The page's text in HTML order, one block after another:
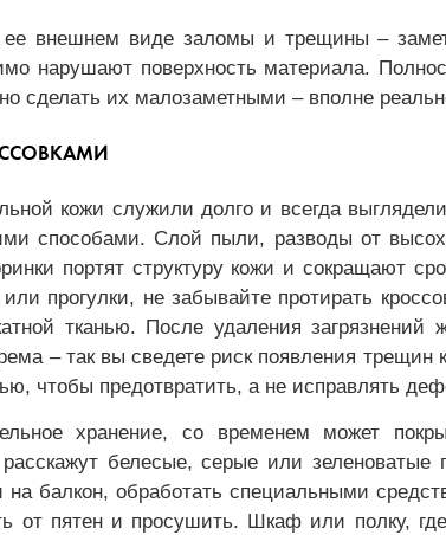
ее внешнем виде заломы и трещины –
нарушают поверхность материала.
сделать их малозаметными – вполне
кожи служили долго и всегда
способами. Слой пыли, разводы от
портят структуру кожи и сокращают
прогулки, не забывайте протирать
тканью. После удаления загрязнений
– так вы сведете риск появления
чтобы предотвратить, а не исправлять
хранение, со временем может
белесые, серые или зеленоватые
балкон, обработать специальными
от пятен и просушить. Шкаф или полку, где